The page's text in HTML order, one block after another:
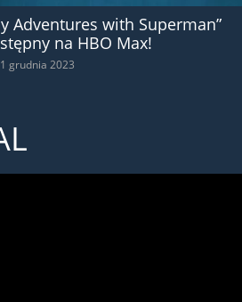
Adventures with Superman”
na HBO Max!
grudnia 2023